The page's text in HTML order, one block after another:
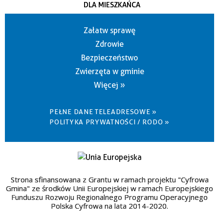
DLA MIESZKAŃCA
Załatw sprawę
Zdrowie
Bezpieczeństwo
Zwierzęta w gminie
Więcej »
PEŁNE DANE TELEADRESOWE »
POLITYKA PRYWATNOŚCI / RODO »
Strona sfinansowana z Grantu w ramach projektu "Cyfrowa
Gmina" ze środków Unii Europejskiej w ramach Europejskiego
Funduszu Rozwoju Regionalnego Programu Operacyjnego
Polska Cyfrowa na lata 2014-2020.